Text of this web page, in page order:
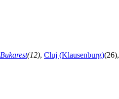
Bukarest(12), Cluj (Klausenburg)(26),